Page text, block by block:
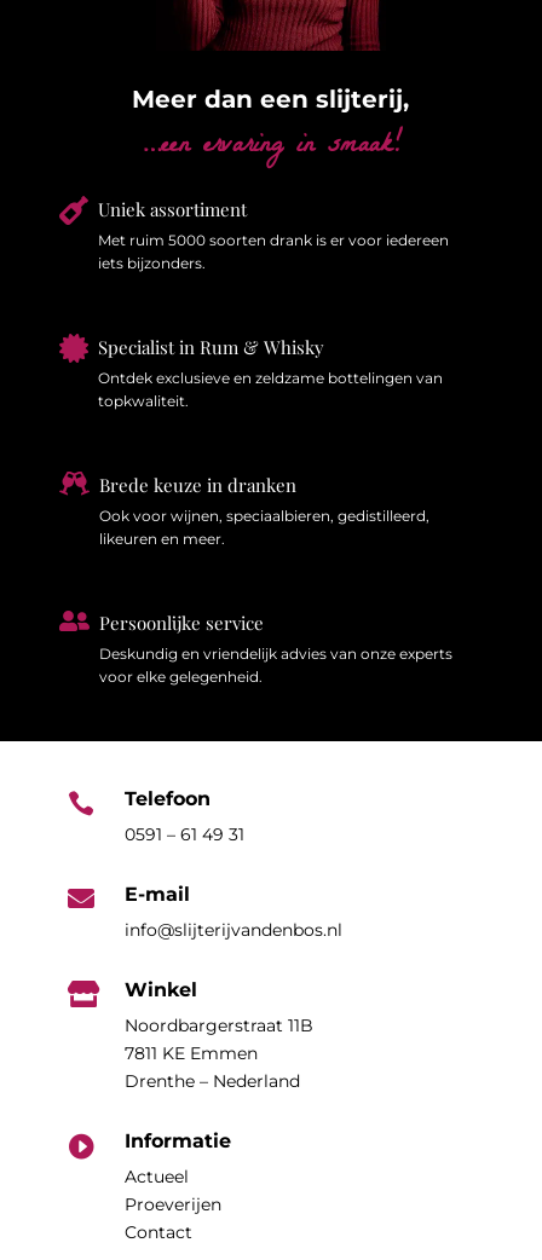
Meer dan een slijterij,
…een ervaring in smaak!
 Uniek assortiment
Met ruim 5000 soorten drank is er voor iedereen
iets bijzonders.
 Specialist in Rum & Whisky
Ontdek exclusieve en zeldzame bottelingen van
topkwaliteit.
 Brede keuze in dranken
Ook voor wijnen, speciaalbieren, gedistilleerd,
likeuren en meer.
 Persoonlijke service
Deskundig en vriendelijk advies van onze experts
voor elke gelegenheid.
 Telefoon
0591 – 61 49 31
 E-mail
info@slijterijvandenbos.nl
 Winkel
Noordbargerstraat 11B
7811 KE Emmen
Drenthe – Nederland
 Informatie
Actueel
Proeverijen
Contact